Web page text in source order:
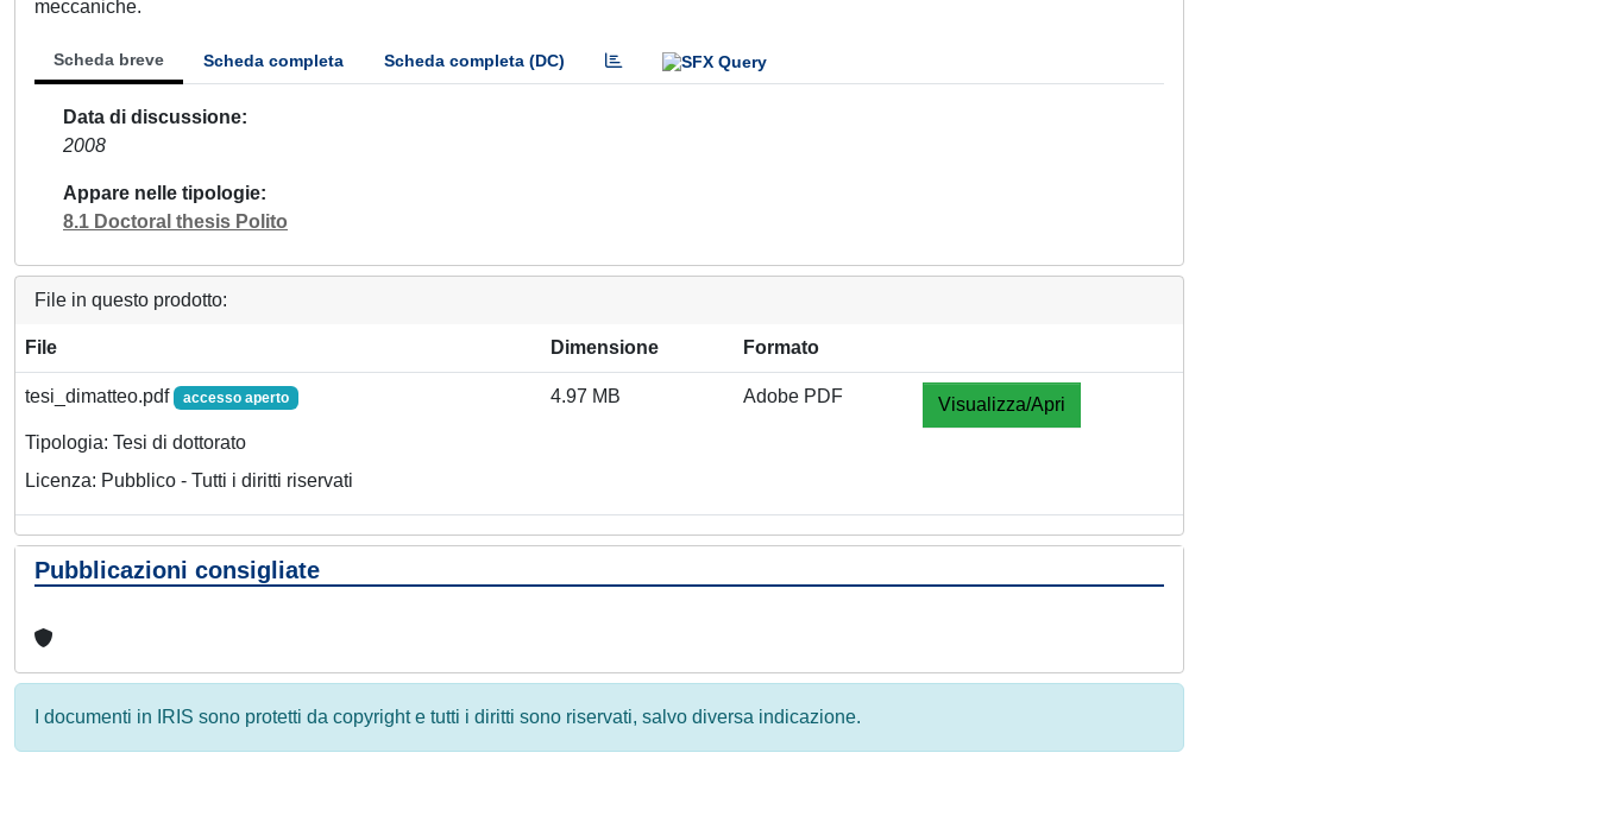
meccaniche.
Scheda breve Scheda completa Scheda completa (DC)
Data di discussione
2008
Appare nelle tipologie
8.1 Doctoral thesis Polito
File in questo prodotto:
File Dimensione Formato
tesi_dimatteo.pdf accesso aperto
Tipologia: Tesi di dottorato
Licenza: Pubblico - Tutti i diritti riservati
4.97 MB Adobe PDF Visualizza/Apri
Pubblicazioni consigliate
I documenti in IRIS sono protetti da copyright e tutti i diritti sono riservati, salvo diversa indicazione.